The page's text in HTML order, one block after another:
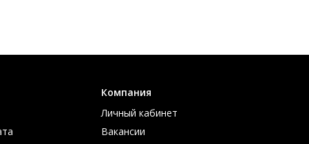
Компания
Личный кабинет
Вакансии